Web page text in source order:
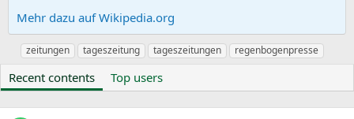
Mehr dazu auf Wikipedia.org
S
y
n
o
n
zeitungen tageszeitung tageszeitungen regenbogenpresse
Recent contents Top users